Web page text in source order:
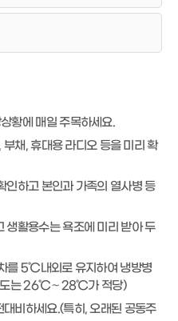
황에 매일 주목하세요.
채, 휴대용 라디오 등을 미리 확
인하고 본인과 가족의 열사병 등
생활용수는 욕조에 미리 받아 두
를 5℃내외로 유지하여 냉방병
도는 26℃～28℃가 적당)
비하세요.(특히, 오래된 공동주